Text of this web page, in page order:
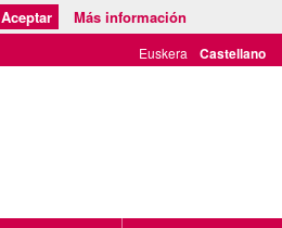
Aceptar Más información